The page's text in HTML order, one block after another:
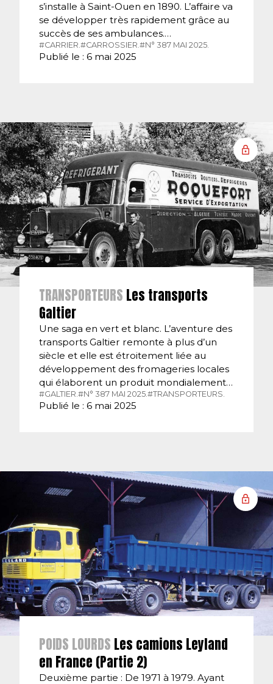
s’installe à Saint-Ouen en 1890. L’affaire va
se développer très rapidement grâce au
succès de ses ambulances.…
#CARRIER.#CARROSSIER.#N° 387 MAI 2025.
Publié le : 6 mai 2025
TRANSPORTEURS Les transports
Galtier
Une saga en vert et blanc. L’aventure des
transports Galtier remonte à plus d’un
siècle et elle est étroitement liée au
développement des fromageries locales
qui élaborent un produit mondialement…
#GALTIER.#N° 387 MAI 2025.#TRANSPORTEURS.
Publié le : 6 mai 2025
POIDS LOURDS Les camions Leyland
en France (Partie 2)
Deuxième partie : De 1971 à 1979. Ayant